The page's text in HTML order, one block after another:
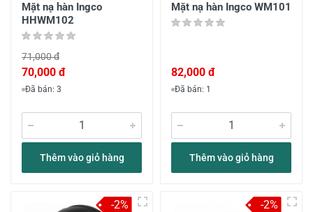
Mặt nạ hàn Ingco
HHWM102
71,000 đ
70,000 đ
Đã bán: 3
Thêm vào giỏ hàng
Mặt nạ hàn Ingco WM101
82,000 đ
Đã bán: 1
Thêm vào giỏ hàng
-2% -2%